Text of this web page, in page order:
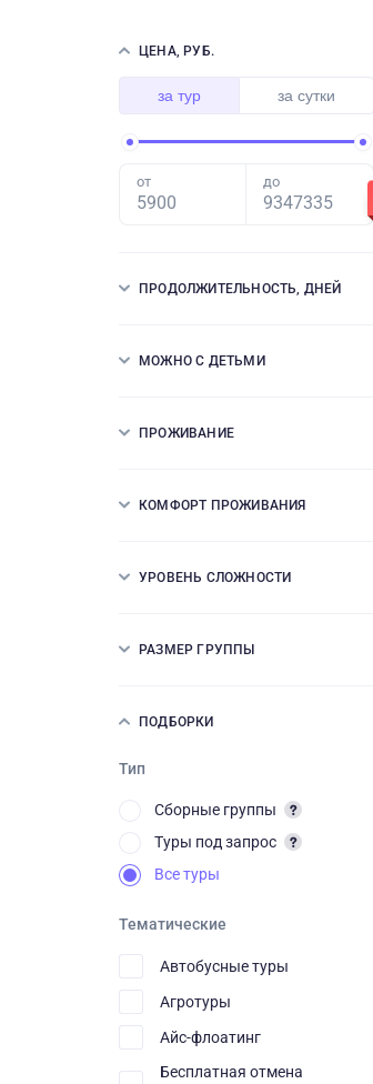
ЦЕНА, РУБ.
за тур за сутки
от до
ПРОДОЛЖИТЕЛЬНОСТЬ, ДНЕЙ
МОЖНО С ДЕТЬМИ
ПРОЖИВАНИЕ
КОМФОРТ ПРОЖИВАНИЯ
УРОВЕНЬ СЛОЖНОСТИ
РАЗМЕР ГРУППЫ
ПОДБОРКИ
Тип
Сборные группы
Туры под запрос
Все туры
Тематические
Автобусные туры
Агротуры
Айс-флоатинг
Бесплатная отмена